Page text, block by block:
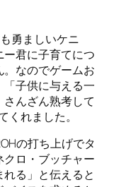
勇ましいケニ
君に子育てにつ
なのでゲームお
子供に与える一
んざん熟考して
れました。
の打ち上げでタ
クロ・ブッチャー
る」と伝えると